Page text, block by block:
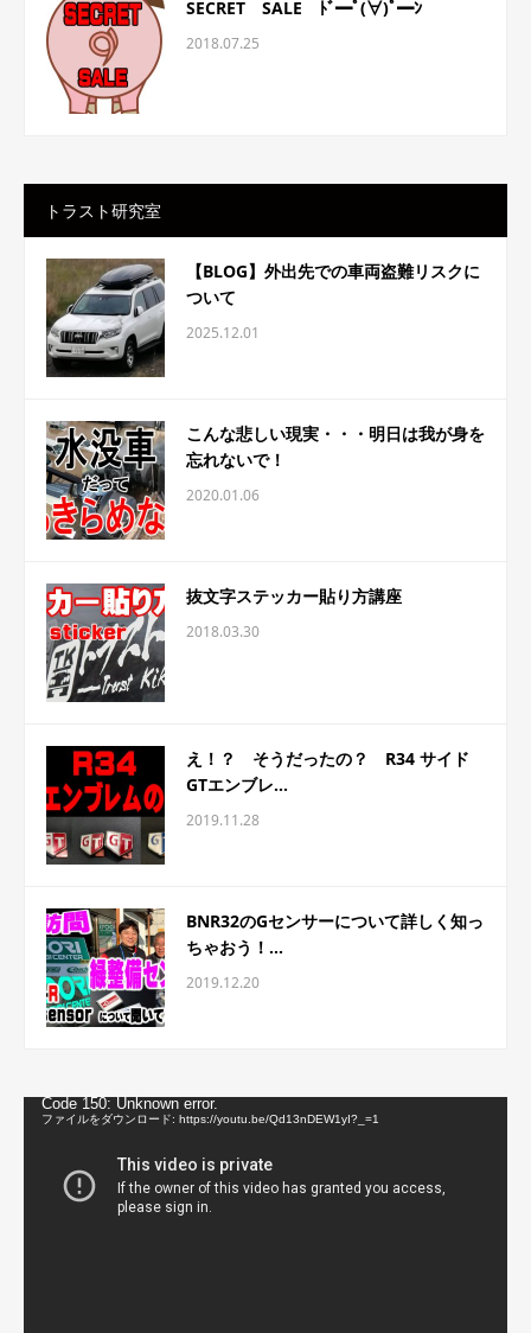
SECRET SALE ﾄﾞ━ﾟ(∀)ﾟ━ﾝ
2018.07.25
トラスト研究室
【BLOG】外出先での車両盗難リスクに
ついて
2025.12.01
こんな悲しい現実・・・明日は我が身を
忘れないで！
2020.01.06
抜文字ステッカー貼り方講座
2018.03.30
え！？ そうだったの？ R34 サイド
GTエンブレ...
2019.11.28
BNR32のGセンサーについて詳しく知っ
ちゃおう！...
2019.12.20
動Code 150: Unknown error.
ファイルをダウンロード: https://youtu.be/Qd13nDEW1yI?_=1